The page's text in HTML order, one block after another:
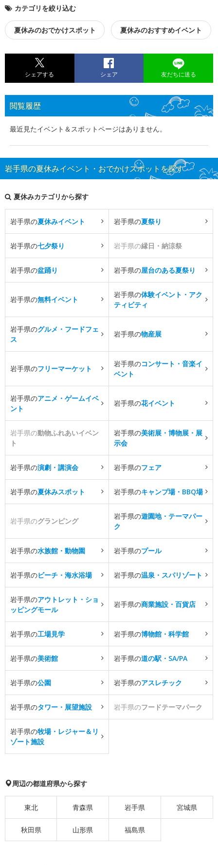
カテゴリを絞り込む
夏休みのおでかけスポット 夏休みのおすすめイベント
シェアする シェア 友だちに送る
閲覧履歴
最近見たイベント＆スポットページはありません。
岩手県の夏休みイベント・おでかけスポットを探す
夏休みカテゴリから探す
岩手県の夏休みイベント 岩手県の夏祭り
岩手県の七夕祭り 岩手県の縁日・納涼祭
岩手県の盆踊り 岩手県の屋台のある夏祭り
岩手県の無料イベント
岩手県の体験イベント・アク
ティビティ
岩手県のグルメ・フードフェ
ス
岩手県の物産展
岩手県のフリーマーケット
岩手県のコンサート・音楽イ
ベント
岩手県のアニメ・ゲームイベ
ント
岩手県の花イベント
岩手県の動物ふれあいイベン
ト
岩手県の美術展・博物展・展
示会
岩手県の演劇・講演会 岩手県のフェア
岩手県の夏休みスポット 岩手県のキャンプ場・BBQ場
岩手県のグランピング
岩手県の遊園地・テーマパー
ク
岩手県の水族館・動物園 岩手県のプール
岩手県のビーチ・海水浴場 岩手県の温泉・スパリゾート
岩手県のアウトレット・ショ
ッピングモール
岩手県の商業施設・百貨店
岩手県の工場見学 岩手県の博物館・科学館
岩手県の美術館 岩手県の道の駅・SA/PA
岩手県の公園 岩手県のアスレチック
岩手県のタワー・展望施設 岩手県のフードテーマパーク
岩手県の牧場・レジャー＆リ
ゾート施設
周辺の都道府県から探す
東北 青森県 岩手県 宮城県
秋田県 山形県 福島県